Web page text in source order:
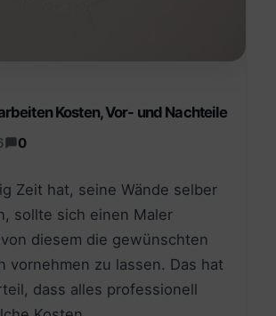
Kosten, Vor- und Nachteile
0
Zeit hat, seine Wände selber
sollte sich einen Maler
diesem die gewünschten
vornehmen zu lassen. Das hat
dass alles professionell